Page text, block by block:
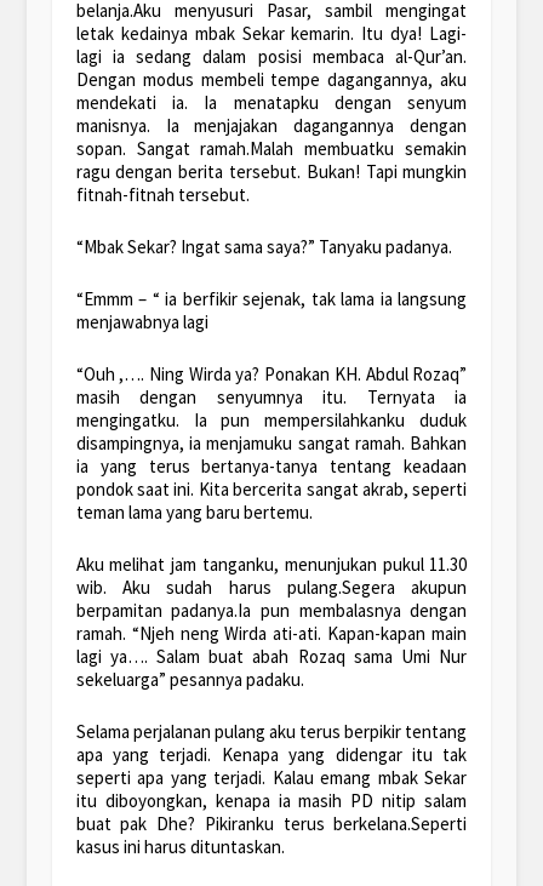
belanja.Aku menyusuri Pasar, sambil mengingat
letak kedainya mbak Sekar kemarin. Itu dya! Lagi-
lagi ia sedang dalam posisi membaca al-Qur’an.
Dengan modus membeli tempe dagangannya, aku
mendekati ia. Ia menatapku dengan senyum
manisnya. Ia menjajakan dagangannya dengan
sopan. Sangat ramah.Malah membuatku semakin
ragu dengan berita tersebut. Bukan! Tapi mungkin
fitnah-fitnah tersebut.
“Mbak Sekar? Ingat sama saya?” Tanyaku padanya.
“Emmm – “ ia berfikir sejenak, tak lama ia langsung
menjawabnya lagi
“Ouh ,…. Ning Wirda ya? Ponakan KH. Abdul Rozaq”
masih dengan senyumnya itu. Ternyata ia
mengingatku. Ia pun mempersilahkanku duduk
disampingnya, ia menjamuku sangat ramah. Bahkan
ia yang terus bertanya-tanya tentang keadaan
pondok saat ini. Kita bercerita sangat akrab, seperti
teman lama yang baru bertemu.
Aku melihat jam tanganku, menunjukan pukul 11.30
wib. Aku sudah harus pulang.Segera akupun
berpamitan padanya.Ia pun membalasnya dengan
ramah. “Njeh neng Wirda ati-ati. Kapan-kapan main
lagi ya…. Salam buat abah Rozaq sama Umi Nur
sekeluarga” pesannya padaku.
Selama perjalanan pulang aku terus berpikir tentang
apa yang terjadi. Kenapa yang didengar itu tak
seperti apa yang terjadi. Kalau emang mbak Sekar
itu diboyongkan, kenapa ia masih PD nitip salam
buat pak Dhe? Pikiranku terus berkelana.Seperti
kasus ini harus dituntaskan.